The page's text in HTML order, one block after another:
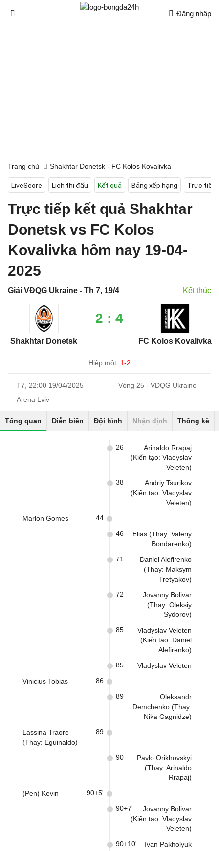
Đăng nhập
Trang chủ Shakhtar Donetsk - FC Kolos Kovalivka
LiveScore Lịch thi đấu Kết quả Bảng xếp hạng Trực tiếp
Trực tiếp kết quả Shakhtar
Donetsk vs FC Kolos
Kovalivka hôm nay 19-04-
2025
Giải VĐQG Ukraine - Th 7, 19/4 Kết thúc
Shakhtar Donetsk
2 : 4
FC Kolos Kovalivka
Hiệp một: 1-2
T7, 22:00 19/04/2025
Vòng 25 - VĐQG Ukraine
Arena Lviv
Tổng quan Diễn biến Đội hình Nhận định Thống kê
Arinaldo Rrapaj
(Kiến tạo: Vladyslav
Veleten)
26
Andriy Tsurikov
(Kiến tạo: Vladyslav
Veleten)
38
Marlon Gomes 44
Elias (Thay: Valeriy
Bondarenko)
46
Daniel Alefirenko
(Thay: Maksym
Tretyakov)
71
Jovanny Bolivar
(Thay: Oleksiy
Sydorov)
72
Vladyslav Veleten
(Kiến tạo: Daniel
Alefirenko)
85
Vladyslav Veleten
85
Vinicius Tobias 86
Oleksandr
Demchenko (Thay:
Nika Gagnidze)
89
Lassina Traore
(Thay: Eguinaldo)
89
Pavlo Orikhovskyi
(Thay: Arinaldo
Rrapaj)
90
(Pen) Kevin 90+5'
Jovanny Bolivar
(Kiến tạo: Vladyslav
Veleten)
90+7'
Ivan Pakholyuk
90+10'